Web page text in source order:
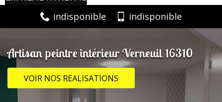
indisponible indisponible
Artisan peintre intérieur Verneuil 16310
VOIR NOS REALISATIONS